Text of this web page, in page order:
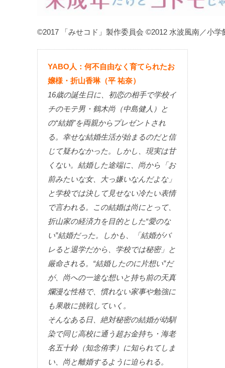
©2017 「みせコド」製作委員会 ©2012 水波風南／小学
YABO人：何不自由なく育てられたお
嬢様・折山香琳（平 祐奈）
16歳の誕生日に、初恋の相手で学校イ
チのモテ男・鶴木尚（中島健人）と
の“結婚”を両親からプレゼントされ
る。幸せな結婚生活が始まるのだと信
じて疑わなかった。しかし、現実は甘
くない。結婚した途端に、尚から「お
前みたいな女、大っ嫌いなんだよな」
と学校では決して見せない冷たい表情
で言われる。この結婚は尚にとって、
折山家の経済力を目的とした“愛のな
い”結婚だった。しかも、「結婚がバ
レると退学だから、学校では秘密」と
厳命される。“結婚したのに片想い”だ
が、尚への一途な想いと持ち前の天真
爛漫な性格で、慣れない家事や勉強に
も果敢に挑戦していく。
そんなある日、絶対秘密の結婚が幼馴
染で同じ高校に通う超お金持ち・海老
名五十鈴（知念侑李）に知られてしま
い、尚と離婚するように迫られる。